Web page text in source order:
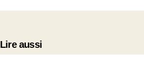
Lire aussi